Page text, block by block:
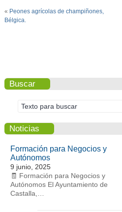
« Peones agrícolas de champiñones,
Bélgica.
Buscar
Noticias
Formación para Negocios y
Autónomos
9 junio, 2025
🧾 Formación para Negocios y
Autónomos El Ayuntamiento de
Castalla,…